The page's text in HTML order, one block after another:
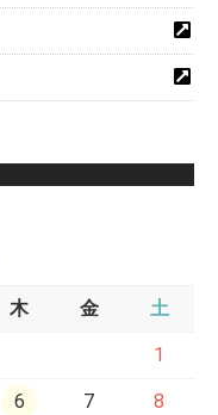
木 金 土
1
6 7 8